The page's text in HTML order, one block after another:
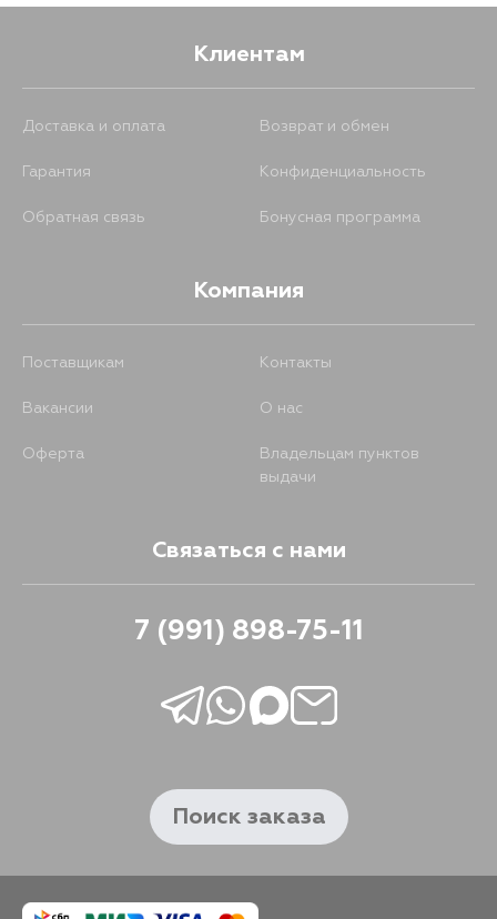
Клиентам
Доставка и оплата Возврат и обмен
Гарантия Конфиденциальность
Обратная связь Бонусная программа
Компания
Поставщикам Контакты
Вакансии О нас
Оферта
Владельцам пунктов
выдачи
Связаться с нами
7 (991) 898-75-11
Поиск заказа